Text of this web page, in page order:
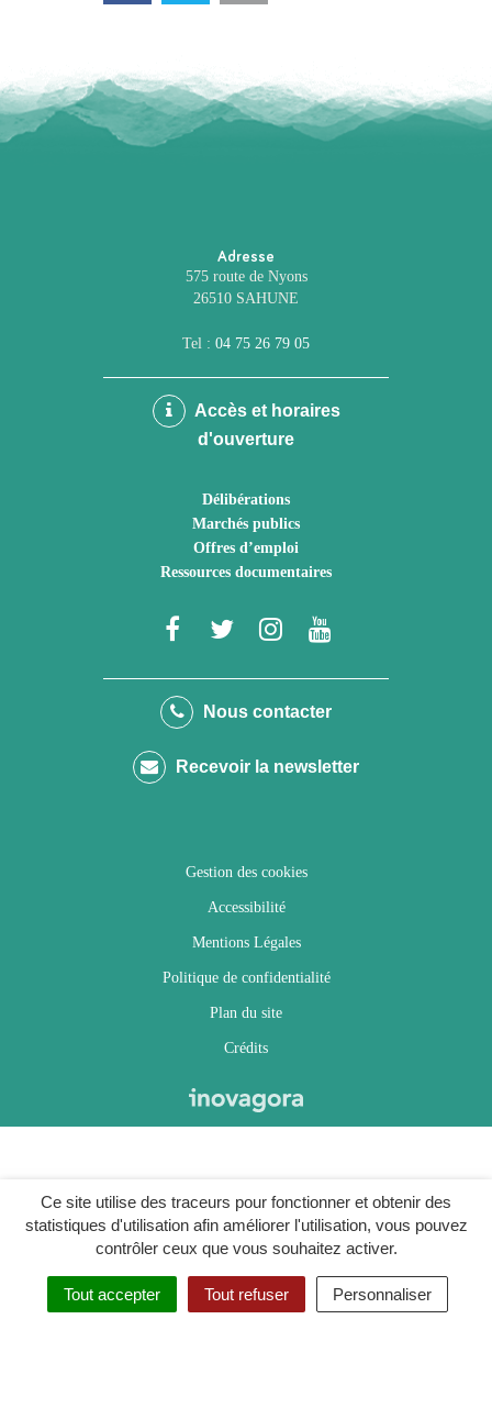
Ce site utilise des traceurs pour fonctionner et obtenir des
statistiques d'utilisation afin améliorer l'utilisation, vous pouvez
contrôler ceux que vous souhaitez activer.
Tout accepter Tout refuser Personnaliser
Adresse
575 route de Nyons
26510 SAHUNE
Tel : 04 75 26 79 05
Accès et horaires
d'ouverture
Délibérations
Marchés publics
Offres d’emploi
Ressources documentaires
Lien
le
Facebook
Lien
le
Twitter
Lien
le
Instagram
Youtube
Nous contacter
Recevoir la newsletter
Gestion des cookies
Accessibilité
Mentions Légales
Politique de confidentialité
Plan du site
Crédits